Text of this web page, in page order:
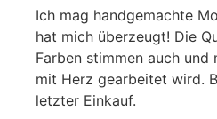
Ich mag handgemachte
hat mich überzeugt! Die
Farben stimmen auch und
mit Herz gearbeitet wird.
letzter Einkauf.